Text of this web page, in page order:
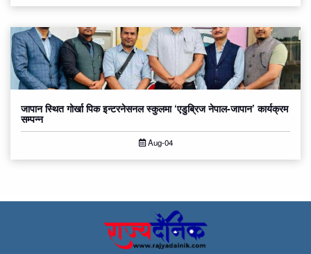
जापान स्थित गोर्खा पिक इन्टरनेसनल स्कुलमा ‘एडुब्रिज नेपाल-जापान’ कार्यक्रम
सम्पन्न
Aug-04